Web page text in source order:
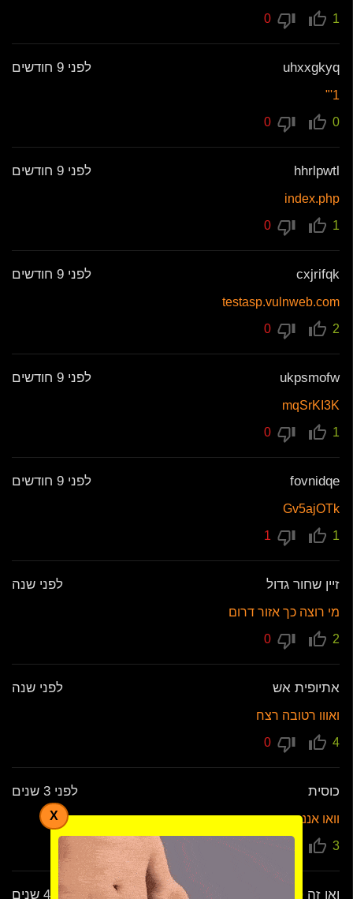
1
uhxxgkyq לפני 9 חודשים
1'"
0
hhrlpwtl לפני 9 חודשים
index.php
1
cxjrifqk לפני 9 חודשים
testasp.vulnweb.com
2
ukpsmofw לפני 9 חודשים
mqSrKI3K
1
fovnidqe לפני 9 חודשים
Gv5ajOTk
1
זיין שחור גדול לפני שנה
מי רוצה כך אזור דרום
2
אתיופית אש לפני שנה
ואווו רטובה רצח
4
כוסית לפני 3 שנים
וואו אננ חרמנית
3
1
ואו זה טוב לפני 4 שנים
X